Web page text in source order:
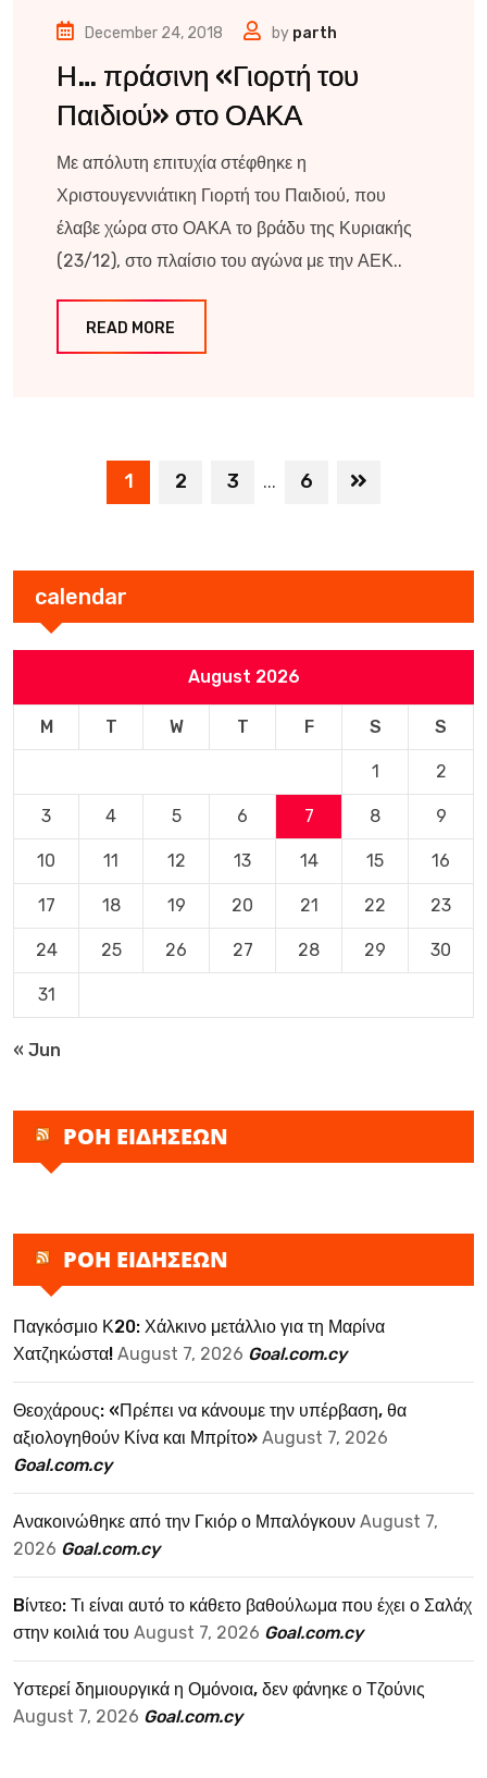
December 24, 2018 by parth
Η… πράσινη «Γιορτή του
Παιδιού» στο ΟΑΚΑ
Με απόλυτη επιτυχία στέφθηκε η
Χριστουγεννιάτικη Γιορτή του Παιδιού, που
έλαβε χώρα στο ΟΑΚΑ το βράδυ της Κυριακής
(23/12), στο πλαίσιο του αγώνα με την ΑΕΚ..
READ MORE
1 2 3 ... 6
calendar
August 2026
M T W T F S S
1 2
3 4 5 6 7 8 9
10 11 12 13 14 15 16
17 18 19 20 21 22 23
24 25 26 27 28 29 30
31
« Jun
ΡΟΗ ΕΙΔΗΣΕΩΝ
ΡΟΗ ΕΙΔΗΣΕΩΝ
Παγκόσμιο Κ20: Χάλκινο μετάλλιο για τη Μαρίνα
Χατζηκώστα! August 7, 2026 Goal.com.cy
Θεοχάρους: «Πρέπει να κάνουμε την υπέρβαση, θα
αξιολογηθούν Κίνα και Μπρίτο» August 7, 2026
Goal.com.cy
Ανακοινώθηκε από την Γκιόρ ο Μπαλόγκουν August 7,
2026 Goal.com.cy
Bίντεο: Τι είναι αυτό το κάθετο βαθούλωμα που έχει ο Σαλάχ
στην κοιλιά του August 7, 2026 Goal.com.cy
Υστερεί δημιουργικά η Ομόνοια, δεν φάνηκε ο Τζούνις
August 7, 2026 Goal.com.cy